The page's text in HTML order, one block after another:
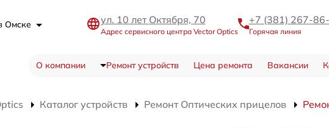
Омске ул. 10 лет Октября, 70
Адрес сервисного центра Vector Optics
+7 (381) 267-
Горячая линия
О компании Ремонт устройств Цена ремонта Вакансии
Каталог устройств Ремонт Оптических прицелов